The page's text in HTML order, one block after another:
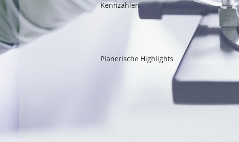
Kennzahlen
Planerische Highlights